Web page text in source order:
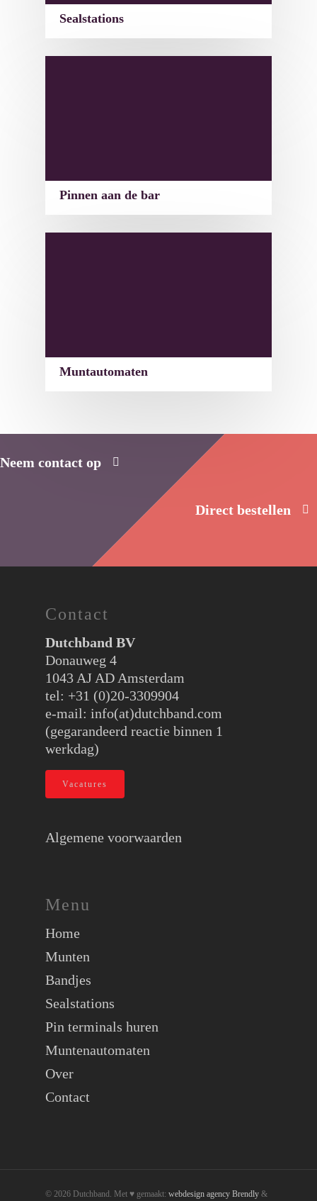
Sealstations
Pinnen aan de bar
Muntautomaten
Neem contact op
Direct bestellen
Contact
Dutchband BV
Donauweg 4
1043 AJ AD Amsterdam
tel: +31 (0)20-3309904
e-mail: info(at)dutchband.com
(gegarandeerd reactie binnen 1
werkdag)
Vacatures
Algemene voorwaarden
Menu
Home
Munten
Bandjes
Sealstations
Pin terminals huren
Muntenautomaten
Over
Contact
© 2026 Dutchband. Met ♥︎ gemaakt: webdesign agency Brendly &